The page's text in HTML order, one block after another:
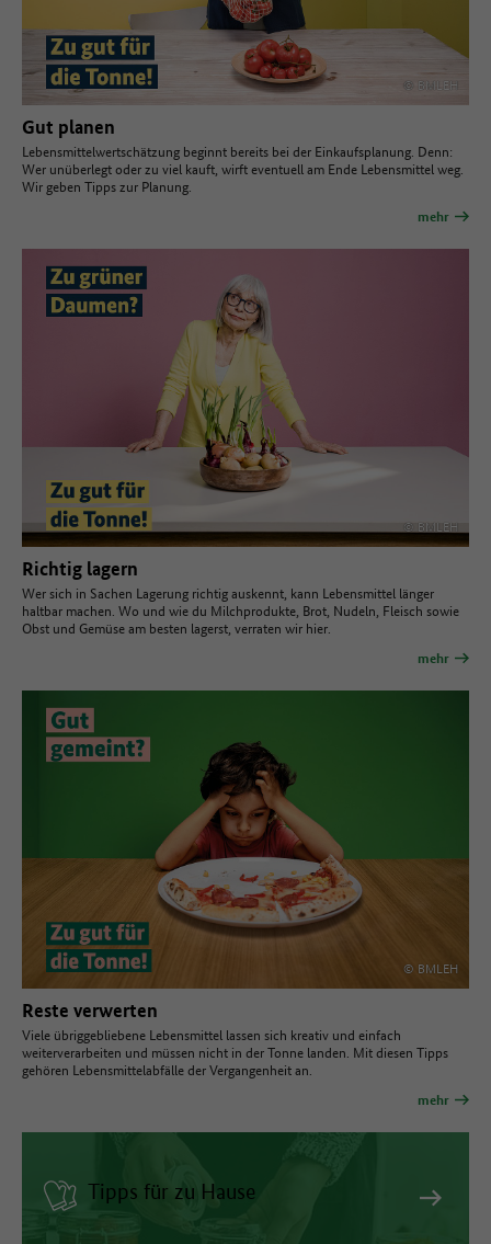
© BMLEH
Gut planen
Lebensmittelwertschätzung beginnt bereits bei der Einkaufsplanung. Denn:
Wer unüberlegt oder zu viel kauft, wirft eventuell am Ende Lebensmittel weg.
Wir geben Tipps zur Planung.
mehr
© BMLEH
Richtig lagern
Wer sich in Sachen Lagerung richtig auskennt, kann Lebensmittel länger
haltbar machen. Wo und wie du Milchprodukte, Brot, Nudeln, Fleisch sowie
Obst und Gemüse am besten lagerst, verraten wir hier.
mehr
© BMLEH
Reste verwerten
Viele übriggebliebene Lebensmittel lassen sich kreativ und einfach
weiterverarbeiten und müssen nicht in der Tonne landen. Mit diesen Tipps
gehören Lebensmittelabfälle der Vergangenheit an.
mehr
Tipps für zu Hause